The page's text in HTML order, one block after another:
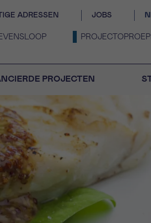
ADRESSEN JOBS
PROJECTEN
Bevestiging